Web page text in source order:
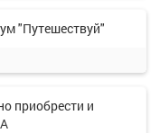
"Путешествуй"
приобрести и